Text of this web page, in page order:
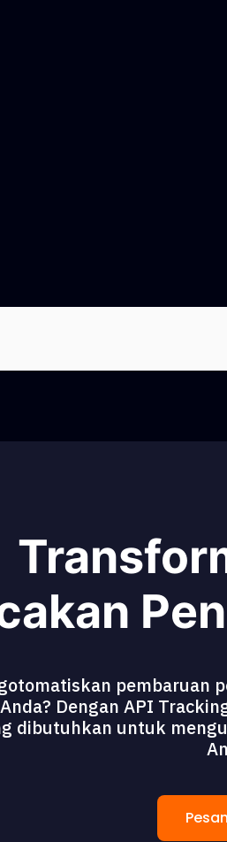
pembaruan
Dengan API
dibutuhkan untuk